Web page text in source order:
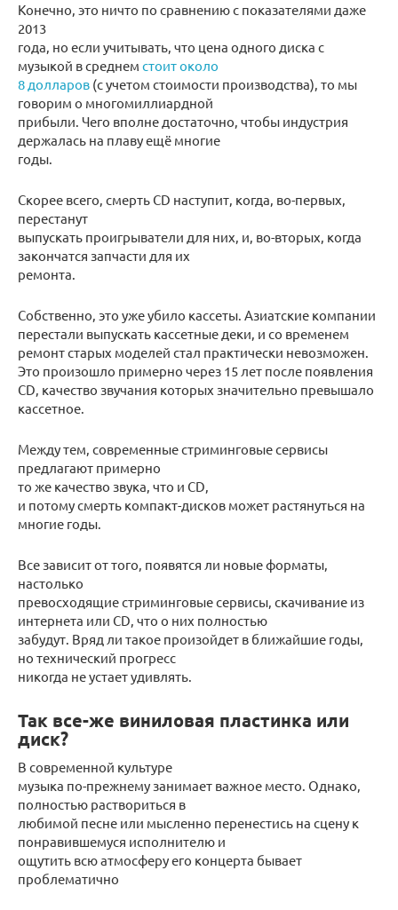
Конечно, это ничто по сравнению с показателями даже
2013
года, но если учитывать, что цена одного диска с
музыкой в среднем стоит около
8 долларов (с учетом стоимости производства), то мы
говорим о многомиллиардной
прибыли. Чего вполне достаточно, чтобы индустрия
держалась на плаву ещё многие
годы.
Скорее всего, смерть CD наступит, когда, во-первых,
перестанут
выпускать проигрыватели для них, и, во-вторых, когда
закончатся запчасти для их
ремонта.
Собственно, это уже убило кассеты. Азиатские компании
перестали выпускать кассетные деки, и со временем
ремонт старых моделей стал практически невозможен.
Это произошло примерно через 15 лет после появления
CD, качество звучания которых значительно превышало
кассетное.
Между тем, современные стриминговые сервисы
предлагают примерно
то же качество звука, что и CD,
и потому смерть компакт-дисков может растянуться на
многие годы.
Все зависит от того, появятся ли новые форматы,
настолько
превосходящие стриминговые сервисы, скачивание из
интернета или CD, что о них полностью
забудут. Вряд ли такое произойдет в ближайшие годы,
но технический прогресс
никогда не устает удивлять.
Так все-же виниловая пластинка или
диск?
В современной культуре
музыка по-прежнему занимает важное место. Однако,
полностью раствориться в
любимой песне или мысленно перенестись на сцену к
понравившемуся исполнителю и
ощутить всю атмосферу его концерта бывает
проблематично